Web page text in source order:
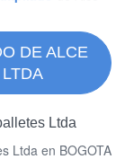
DE ALCE
Ltda
Ltda en BOGOTA